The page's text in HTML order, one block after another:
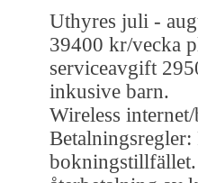
Uthyres juli -
39400 kr/vecka
serviceavgift
inkusive barn.
Wireless